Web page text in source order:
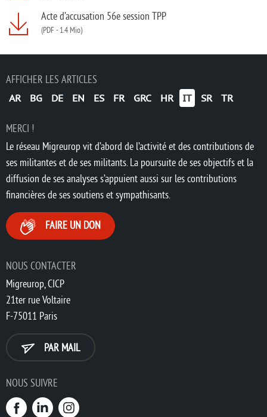
Acte d’accusation 56e session TPP
(PDF-1.4 Mio)
AFFICHER LES ARTICLES
AR BG DE EN ES FR GRC HR IT SR TR
NOUS CONTACTER
Migreurop, CICP
21ter rue Voltaire
F-75011 Paris
PAR MAIL
MERCI !
Le réseau Migreurop vit d’abord de l’activité et des contributions de
ses militantes et de ses militants. La poursuite de ses objectifs et la
diffusion de ses analyses s’appuient aussi sur les contributions
financières de ses soutiens et sympathisants.
FAIRE UN DON
NOUS SUIVRE